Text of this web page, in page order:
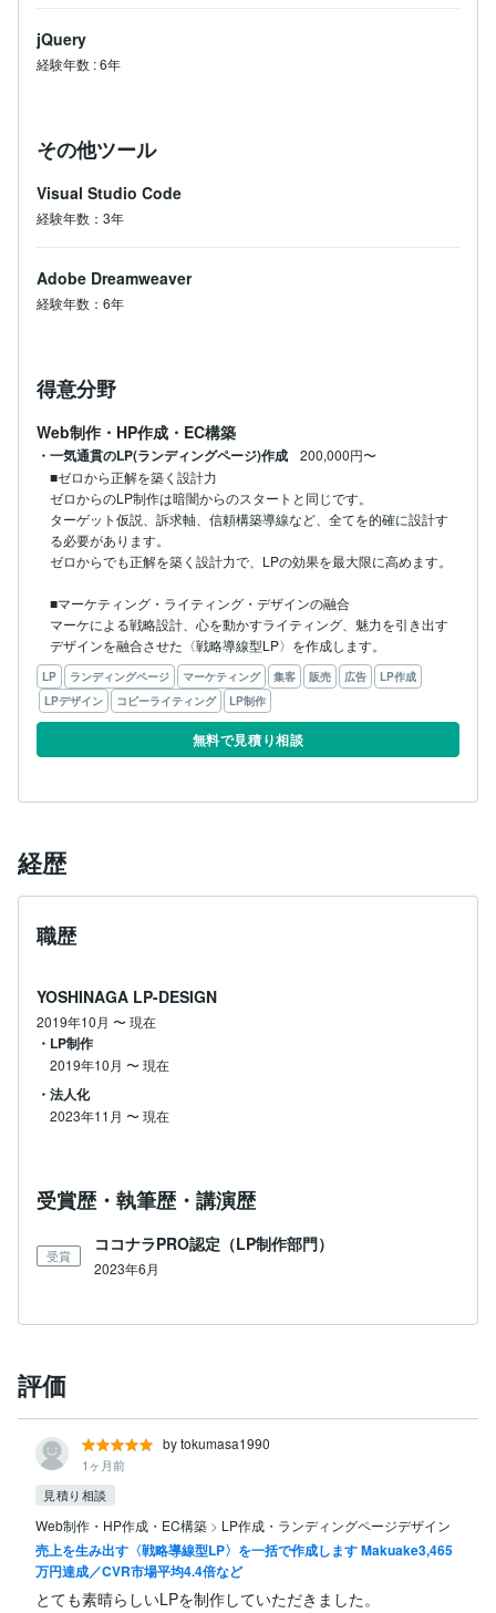
jQuery
経験年数 :6年
その他ツール
Visual Studio Code
経験年数：3年
Adobe Dreamweaver
経験年数：6年
得意分野
Web制作・HP作成・EC構築
・一気通貫のLP(ランディングページ)作成
200,000円〜
■ゼロから正解を築く設計力
ゼロからのLP制作は暗闇からのスタートと同じです。
ターゲット仮説、訴求軸、信頼構築導線など、全てを的確に設計す
る必要があります。
ゼロからでも正解を築く設計力で、LPの効果を最大限に高めます。
■マーケティング・ライティング・デザインの融合
マーケによる戦略設計、心を動かすライティング、魅力を引き出す
デザインを融合させた〈戦略導線型LP〉を作成します。
LP ランディングページ マーケティング 集客 販売 広告
LP作成
LPデザイン
コピーライティング LP制作
無料で見積り相談
経歴
職歴
YOSHINAGA LP-DESIGN
2019年10月 〜現在
・LP制作
2019年10月 〜現在
・法人化
2023年11月 〜現在
受賞歴・執筆歴・講演歴
受賞
ココナラPRO認定（LP制作部門）
2023年6月
評価
by tokumasa1990
1ヶ月前
見積り相談
Web制作・HP作成・EC構築 > LP作成・ランディングページデザイン
売上を生み出す〈戦略導線型LP〉を一括で作成します Makuake3,465
万円達成／CVR市場平均4.4倍など
とても素晴らしいLPを制作していただきました。